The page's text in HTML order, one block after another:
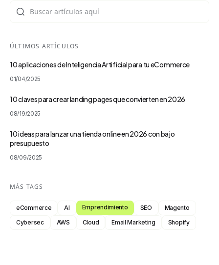
Buscar
ÚLTIMOS ARTÍCULOS
10 aplicaciones de Inteligencia Artificial para tu eCommerce
01/04/2025
10 claves para crear landing pages que convierten en 2026
08/19/2025
10 ideas para lanzar una tienda online en 2026 con bajo
presupuesto
08/09/2025
MÁS TAGS
eCommerce AI Emprendimiento SEO
Magento
Cybersec
AWS Cloud Email Marketing Shopify